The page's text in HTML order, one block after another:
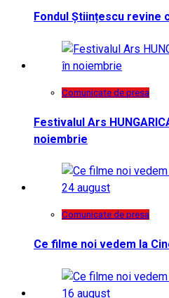
Fondul Științescu revine
Comunicate de presa
Festivalul Ars
noiembrie
Comunicate de presa
Ce filme noi vedem la